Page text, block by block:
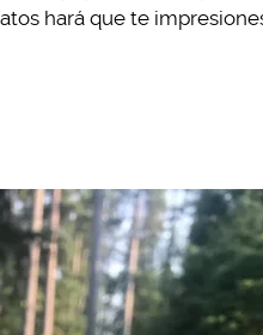
hará que te